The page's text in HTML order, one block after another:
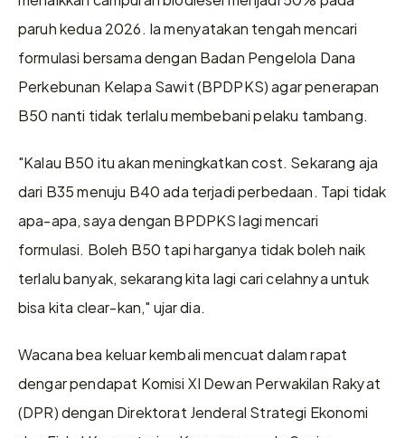
paruh kedua 2026. Ia menyatakan tengah mencari
formulasi bersama dengan Badan Pengelola Dana
Perkebunan Kelapa Sawit (BPDPKS) agar penerapan
B50 nanti tidak terlalu membebani pelaku tambang.
‎"Kalau B50 itu akan meningkatkan cost. Sekarang aja
dari B35 menuju B40 ada terjadi perbedaan. Tapi tidak
apa-apa, saya dengan BPDPKS lagi mencari
formulasi. Boleh B50 tapi harganya tidak boleh naik
terlalu banyak, sekarang kita lagi cari celahnya untuk
bisa kita clear-kan," ujar dia.
Wacana bea keluar kembali mencuat dalam rapat
dengar pendapat Komisi XI Dewan Perwakilan Rakyat
(DPR) dengan Direktorat Jenderal Strategi Ekonomi